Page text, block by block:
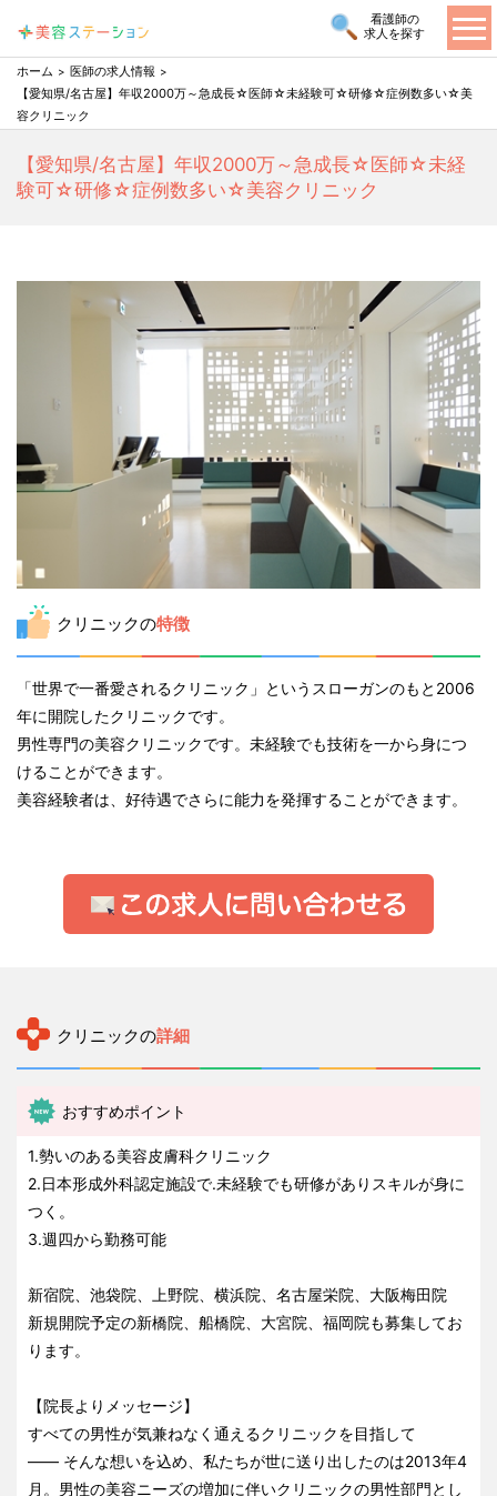
看護師の
求人を探す
ホーム
医師の求人情報
【愛知県/名古屋】年収2000万～急成長☆医師☆未経験可☆研修☆症例数多い☆美
容クリニック
【愛知県/名古屋】年収2000万～急成長☆医師☆未経
験可☆研修☆症例数多い☆美容クリニック
クリニックの特徴
「世界で一番愛されるクリニック」というスローガンのもと2006
年に開院したクリニックです。
男性専門の美容クリニックです。未経験でも技術を一から身につ
けることができます。
美容経験者は、好待遇でさらに能力を発揮することができます。
クリニックの詳細
おすすめポイント
1.勢いのある美容皮膚科クリニック
2.日本形成外科認定施設で.未経験でも研修がありスキルが身に
つく。
3.週四から勤務可能
新宿院、池袋院、上野院、横浜院、名古屋栄院、大阪梅田院
新規開院予定の新橋院、船橋院、大宮院、福岡院も募集してお
ります。
【院長よりメッセージ】
すべての男性が気兼ねなく通えるクリニックを目指して
—— そんな想いを込め、私たちが世に送り出したのは2013年4
月。男性の美容ニーズの増加に伴いクリニックの男性部門とし